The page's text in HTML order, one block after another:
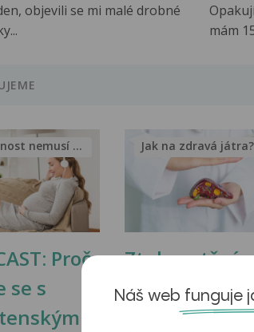
objevili se mi malé drobné
mám
Proč
se s
Nevolnost nemusí být nutnou...
Ztukovatění
jater v
obrazech
Jak na zdravá játra?
Náš web funguje